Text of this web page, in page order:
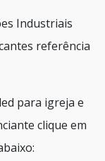
Industriais
referência
para igreja e
clique em